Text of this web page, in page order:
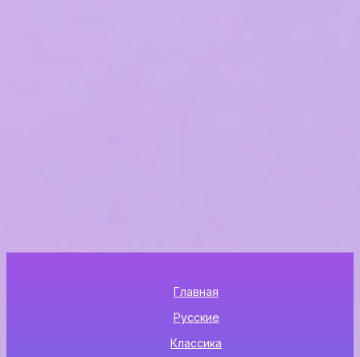
Главная
Русские
Классика